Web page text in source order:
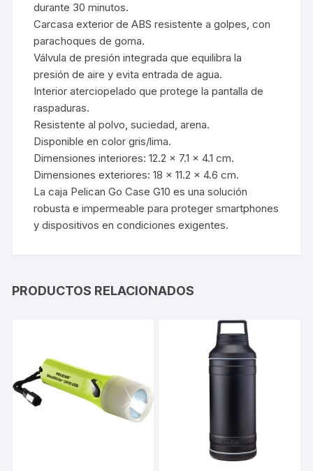
durante 30 minutos.
Carcasa exterior de ABS resistente a golpes, con
parachoques de goma.
Válvula de presión integrada que equilibra la
presión de aire y evita entrada de agua.
Interior aterciopelado que protege la pantalla de
raspaduras.
Resistente al polvo, suciedad, arena.
Disponible en color gris/lima.
Dimensiones interiores: 12.2 x 7.1 x 4.1 cm.
Dimensiones exteriores: 18 x 11.2 x 4.6 cm.
La caja Pelican Go Case G10 es una solución
robusta e impermeable para proteger smartphones
y dispositivos en condiciones exigentes.
PRODUCTOS RELACIONADOS